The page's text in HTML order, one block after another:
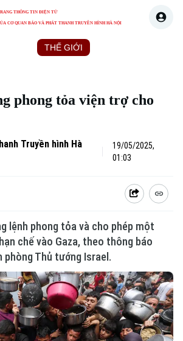
THÔNG TIN ĐIỆN TỬ
CƠ QUAN BÁO VÀ PHÁT THANH TRUYỀN HÌNH HÀ NỘI
THẾ GIỚI
phong tỏa viện trợ cho
Truyền hình Hà
19/05/2025,
01:03
lệnh phong tỏa và cho phép một
chế vào Gaza, theo thông báo
phòng Thủ tướng Israel.